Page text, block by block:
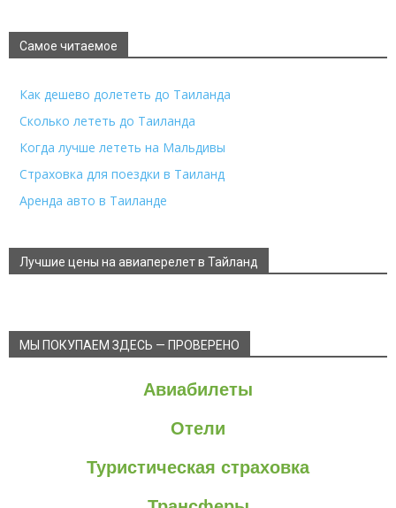
Самое читаемое
Как дешево долететь до Таиланда
Сколько лететь до Таиланда
Когда лучше лететь на Мальдивы
Страховка для поездки в Таиланд
Аренда авто в Таиланде
Лучшие цены на авиаперелет в Тайланд
МЫ ПОКУПАЕМ ЗДЕСЬ — ПРОВЕРЕНО
Авиабилеты
Отели
Туристическая страховка